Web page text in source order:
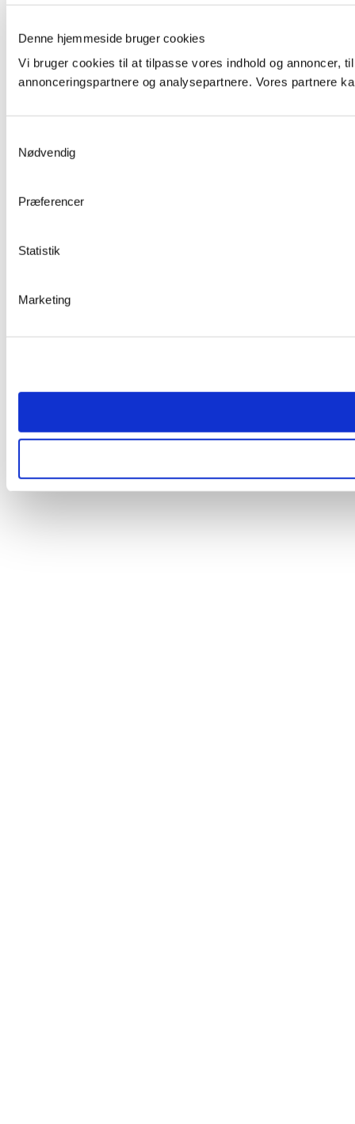
Denne hjemmeside bruger cookies
Vi bruger cookies til at tilpasse vores indhold og annoncer,
annonceringspartnere og analysepartnere. Vores partnere
Nødvendig
Præferencer
Statistik
Marketing